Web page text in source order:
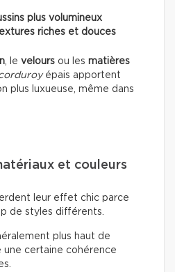
plus volumineux
riches et douces
, le velours ou les matières
épais apportent
plus luxueuse, même dans
et couleurs
leur effet chic parce
de styles différents.
plus haut de
une certaine cohérence